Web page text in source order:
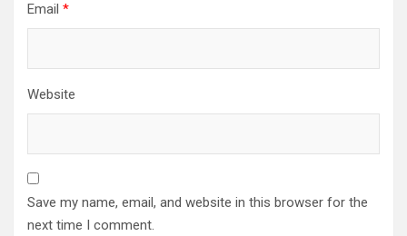
Email *
Website
Save my name, email, and website in this browser for the
next time I comment.